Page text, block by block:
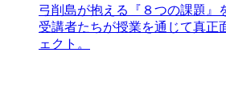
弓削島が抱える『８つの課題』
受講者たちが授業を通じて真正
ェクト。